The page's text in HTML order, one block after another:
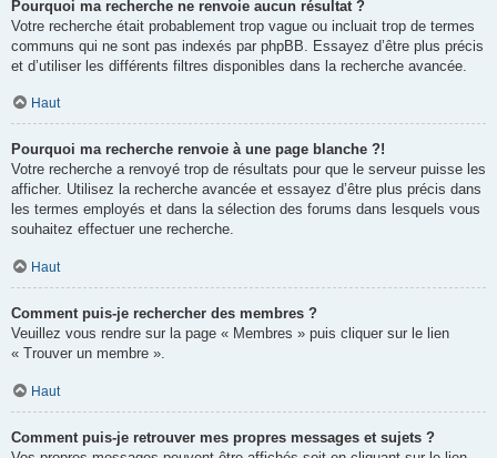
Pourquoi ma recherche ne renvoie aucun résultat ?
Votre recherche était probablement trop vague ou incluait trop de termes
communs qui ne sont pas indexés par phpBB. Essayez d’être plus précis
et d’utiliser les différents filtres disponibles dans la recherche avancée.
Haut
Pourquoi ma recherche renvoie à une page blanche ?!
Votre recherche a renvoyé trop de résultats pour que le serveur puisse les
afficher. Utilisez la recherche avancée et essayez d’être plus précis dans
les termes employés et dans la sélection des forums dans lesquels vous
souhaitez effectuer une recherche.
Haut
Comment puis-je rechercher des membres ?
Veuillez vous rendre sur la page « Membres » puis cliquer sur le lien
« Trouver un membre ».
Haut
Comment puis-je retrouver mes propres messages et sujets ?